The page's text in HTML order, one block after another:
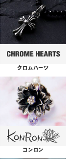
クロムハーツ
コンロン